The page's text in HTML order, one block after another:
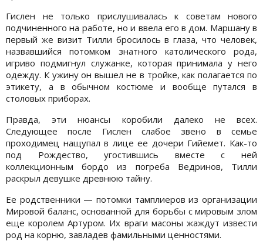
Гислен не только прислушивалась к советам нового
подчиненного на работе, но и ввела его в дом. Маршану в
первый же визит Тилли бросилось в глаза, что человек,
назвавшийся потомком знатного католического рода,
игриво подмигнул служанке, которая принимала у него
одежду. К ужину он вышел не в тройке, как полагается по
этикету, а в обычном костюме и вообще путался в
столовых приборах.
Правда, эти нюансы коробили далеко не всех.
Следующее после Гислен слабое звено в семье
проходимец нащупал в лице ее дочери Гийемет. Как-то
под Рождество, угостившись вместе с ней
коллекционным бордо из погреба Ведринов, Тилли
раскрыл девушке древнюю тайну.
Ее родственники — потомки тамплиеров из организации
Мировой баланс, основанной для борьбы с мировым злом
еще королем Артуром. Их враги масоны жаждут извести
род на корню, завладев фамильными ценностями.